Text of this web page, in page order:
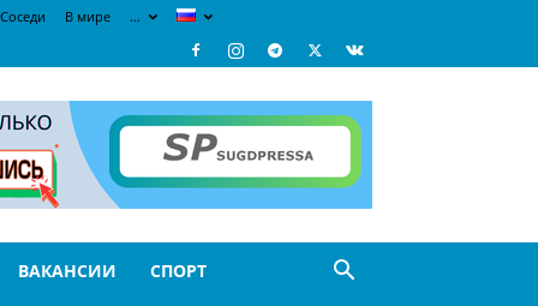
Соседи В мире …
ВАКАНСИИ СПОРТ